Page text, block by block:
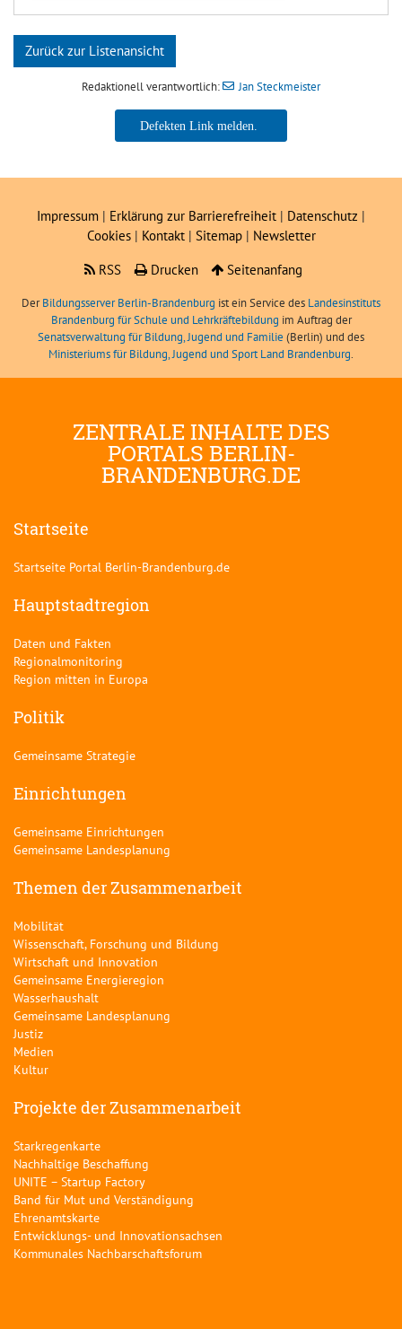
Zurück zur Listenansicht
Redaktionell verantwortlich: Jan Steckmeister
Jan Steckmeister
Impressum | Erklärung zur Barrierefreiheit | Datenschutz |
Cookies| Kontakt | Sitemap| Newsletter
RSS
Drucken Seitenanfang
DerBildungsserver Berlin-Brandenburg ist ein Service des Landesinstituts
Brandenburg für Schule und Lehrkräftebildung im Auftrag der
Senatsverwaltung für Bildung, Jugend und Familie (Berlin) und des
Ministeriums für Bildung, Jugend und Sport Land Brandenburg.
ZENTRALE INHALTE DES
PORTALS BERLIN-
BRANDENBURG.DE
Startseite
Startseite Portal Berlin-Brandenburg.de
Hauptstadtregion
Daten und Fakten
Regionalmonitoring
Region mitten in Europa
Politik
Gemeinsame Strategie
Einrichtungen
Gemeinsame Einrichtungen
Gemeinsame Landesplanung
Themen der Zusammenarbeit
Mobilität
Wissenschaft, Forschung und Bildung
Wirtschaft und Innovation
Gemeinsame Energieregion
Wasserhaushalt
Gemeinsame Landesplanung
Justiz
Medien
Kultur
Projekte der Zusammenarbeit
Starkregenkarte
Nachhaltige Beschaffung
UNITE – Startup Factory
Band für Mut und Verständigung
Ehrenamtskarte
Entwicklungs- und Innovationsachsen
Kommunales Nachbarschaftsforum